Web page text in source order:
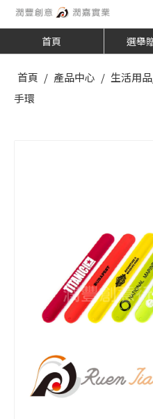
首頁 選舉
首頁 / 產品中心 / 生活用
手環